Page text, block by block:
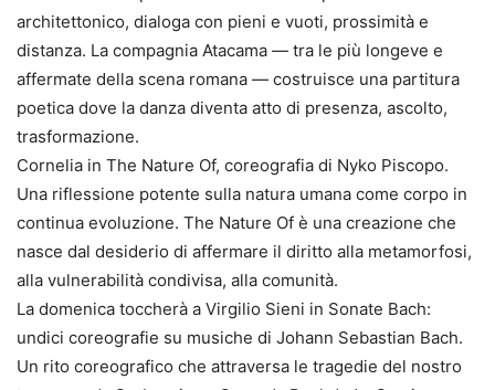
architettonico, dialoga con pieni e vuoti, prossimità e
distanza. La compagnia Atacama — tra le più longeve e
affermate della scena romana — costruisce una partitura
poetica dove la danza diventa atto di presenza, ascolto,
trasformazione.
Cornelia in The Nature Of, coreografia di Nyko Piscopo.
Una riflessione potente sulla natura umana come corpo in
continua evoluzione. The Nature Of è una creazione che
nasce dal desiderio di affermare il diritto alla metamorfosi,
alla vulnerabilità condivisa, alla comunità.
La domenica toccherà a Virgilio Sieni in Sonate Bach:
undici coreografie su musiche di Johann Sebastian Bach.
Un rito coreografico che attraversa le tragedie del nostro